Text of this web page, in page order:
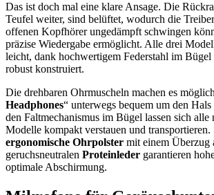
Das ist doch mal eine klare Ansage. Die
Teufel weiter, sind belüftet, wodurch die
offenen Kopfhörer ungedämpft schwingen
präzise Wiedergabe ermöglicht. Alle drei
leicht, dank hochwertigem Federstahl im Bügel
robust konstruiert.
Die drehbaren Ohrmuscheln machen es
Headphones“ unterwegs bequem um den
den Faltmechanismus im Bügel lassen sich
Modelle kompakt verstauen und transportieren.
ergonomische Ohrpolster mit einem Überzug
geruchsneutralen Proteinleder garantieren
optimale Abschirmung.